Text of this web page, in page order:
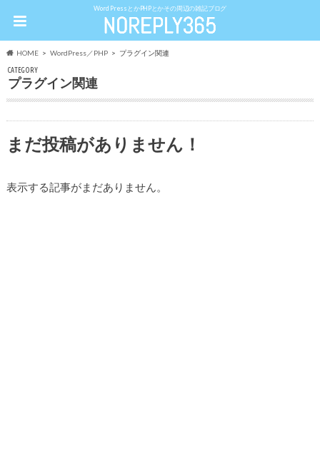
WordPressとかPHPとかその周辺の雑記ブログ
HOME WordPress／PHP プラグイン関連
CATEGORY
プラグイン関連
まだ投稿がありません！
表示する記事がまだありません。